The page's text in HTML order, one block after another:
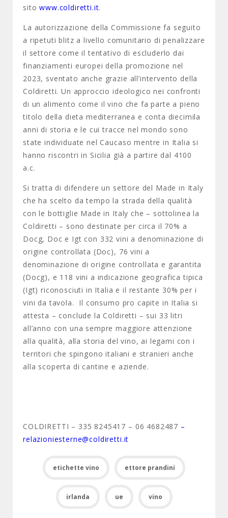
sitowww.coldiretti.it.
La autorizzazione della Commissione fa seguito
a ripetuti blitz a livello comunitario di penalizzare
il settore come il tentativo di escluderlo dai
finanziamenti europei della promozione nel
2023, sventato anche grazie all’intervento della
Coldiretti. Un approccio ideologico nei confronti
di un alimento come il vino che fa parte a pieno
titolo della dieta mediterranea e conta diecimila
anni di storia e le cui tracce nel mondo sono
state individuate nel Caucaso mentre in Italia si
hanno riscontri in Sicilia già a partire dal 4100
a.c.
Si tratta di difendere un settore del Made in Italy
che ha scelto da tempo la strada della qualità
con le bottiglie Made in Italy che – sottolinea la
Coldiretti – sono destinate per circa il 70% a
Docg, Doc e Igt con 332 vini a denominazione di
origine controllata (Doc), 76 vini a
denominazione di origine controllata e garantita
(Docg), e 118 vini a indicazione geografica tipica
(Igt) riconosciuti in Italia e il restante 30% per i
vini da tavola. Il consumo pro capite in Italia si
attesta – conclude la Coldiretti – sui 33 litri
all’anno con una sempre maggiore attenzione
alla qualità, alla storia del vino, ai legami con i
territori che spingono italiani e stranieri anche
alla scoperta di cantine e aziende.
COLDIRETTI – 335 8245417 – 06 4682487 –
relazioniesterne@coldiretti.it
etichette vino ettore prandini
irlanda ue vino